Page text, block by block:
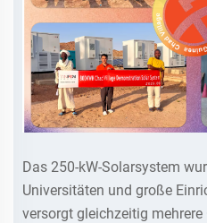
Das 250-kW-Solarsystem
Universitäten und große
versorgt gleichzeitig